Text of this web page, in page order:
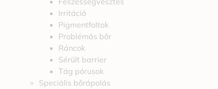
Irritáció
Pigmentfoltok
Problémás bőr
Ráncok
Sérült barrier
Tág pórusok
Speciális bőrápolás